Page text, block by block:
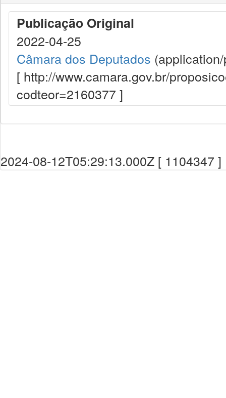
Publicação Original
2022-04-25
Câmara dos Deputados
[ http://www.camara.gov.br/
codteor=2160377 ]
2024-08-12T05:29:13.000Z [ 1104347 ]